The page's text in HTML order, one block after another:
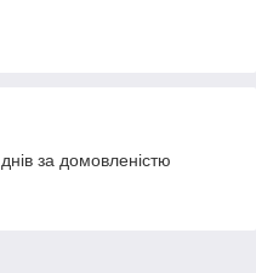
за домовленістю